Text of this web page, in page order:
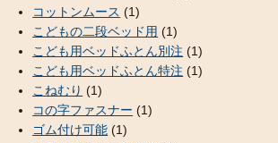
コットンムース (1)
こどもの二段ベッド用 (1)
こども用ベッドふとん別注 (1)
こども用ベッドふとん特注 (1)
こねむり (1)
コの字ファスナー (1)
ゴム付け可能 (1)